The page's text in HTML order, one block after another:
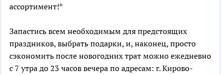
ассортимент!*
Запастись всем необходимым для предстоящих
праздников, выбрать подарки, и, наконец, просто
сэкономить после новогодних трат можно ежедневно
с 7 утра до 23 часов вечера по адресам: г. Кирово-